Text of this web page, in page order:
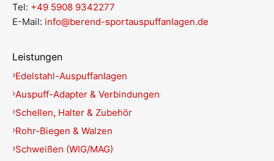
Tel: +49 5908 9342277
E-Mail: info@berend-sportauspuffanlagen.de
Leistungen
Edelstahl-Auspuffanlagen
Auspuff-Adapter & Verbindungen
Schellen, Halter & Zubehör
Rohr-Biegen & Walzen
Schweißen (WIG/MAG)